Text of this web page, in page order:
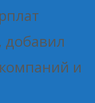
добавил
и